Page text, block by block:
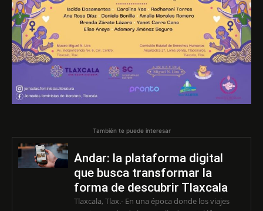
También te puede interesar
Andar: la plataforma digital
que busca transformar la
forma de descubrir Tlaxcala
Tlaxcala, Tlax.- En una época donde los viajes